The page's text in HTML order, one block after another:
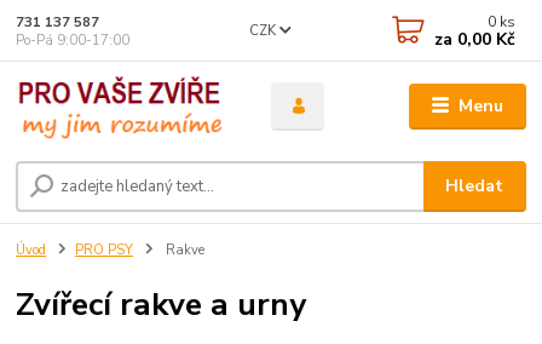
Menu
CZK
Hledat
731 137 587
Po-Pá 9:00-17:00
0 ks
za 0,00 Kč
Úvod PRO PSY Rakve
Zvířecí rakve a urny